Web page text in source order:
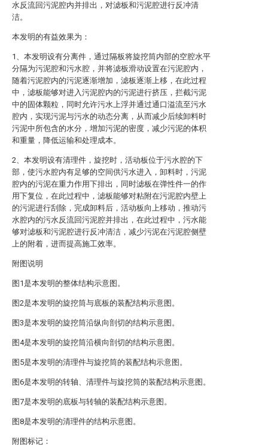
水反流回污泥腔内并排出，对滤板和污泥腔进行反冲清
洁。
本发明的有益效果为：
1、本发明设有分离件，通过隔板将旋挖筒内部的空腔水平
分隔为污泥腔和污水腔，并将滤板滑动设置在污泥腔内，
随着污泥腔内的污泥逐渐增加，滤板逐渐上移，在此过程
中，滤板能够对进入污泥腔内的污泥进行挤压，拦截污泥
中的固体颗粒，同时允许污水上浮并通过通口溢流至污水
腔内，实现污泥与污水的动态分离，从而减少后续卸料时
污泥中所包含的水分，增加污泥的密度，减少污泥的体积
和重量，降低运输和处理成本。
2、本发明设有清理件，旋挖时，活动板位于污水腔的下
部，使污水腔内有足够的空间供污水进入，卸料时，污泥
腔内的污泥在重力作用下排出，同时滤板在弹性件一的作
用下复位，在此过程中，滤板能够对粘附在污泥腔内壁上
的污泥进行刮除，完成卸料后，活动板向上移动，推动污
水腔内的污水反流回污泥腔并排出，在此过程中，污水能
够对滤板和污泥腔进行反冲清洁，减少污泥在污泥腔侧壁
上的附着，进而提高施工效率。
附图说明
图1是本发明的整体结构示意图。
图2是本发明的旋挖筒与底板的装配结构示意图。
图3是本发明的旋挖筒沿纵向剖切的结构示意图。
图4是本发明的旋挖筒沿横向剖切的结构示意图。
图5是本发明的清理件与旋挖筒的装配结构示意图。
图6是本发明的转轴、清理件与旋挖筒的装配结构示意图。
图7是本发明的底板与转轴的装配结构示意图。
图8是本发明的清理件的结构示意图。
附图标记：